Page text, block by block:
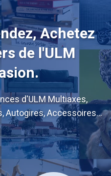
Achetez
de l'ULM
d'ULM Multiaxes,
Autogires, Accessoires...